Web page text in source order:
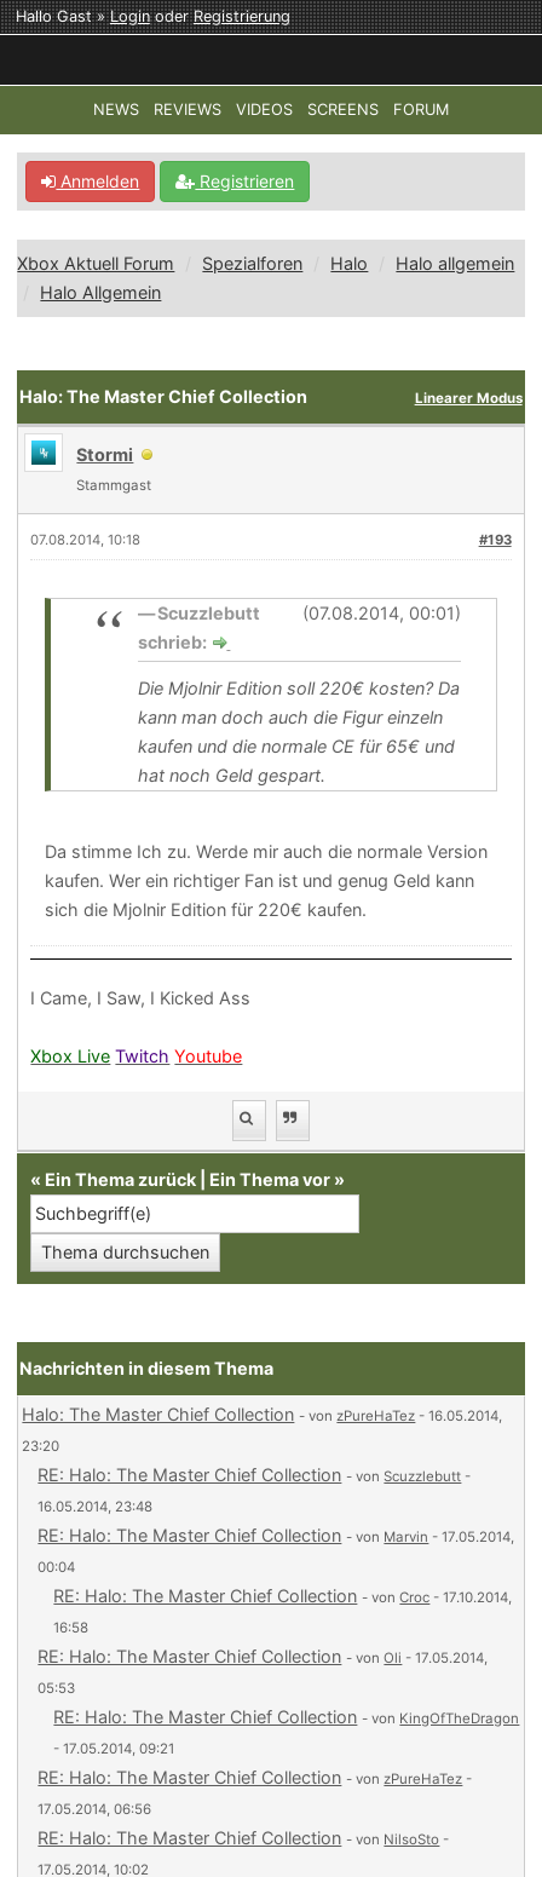
Hallo Gast »LoginoderRegistrierung
NEWS REVIEWS VIDEOS SCREENS FORUM
TOP-THEMEN: COD: MODERN WARFARE 4 HALO:
Anmelden Registrieren
Xbox Aktuell Forum Spezialforen Halo
Halo allgemein
Halo Allgemein
Linearer Modus
Halo: The Master Chief Collection
Stormi
Stammgast
#193
07.08.2014, 10:18
(07.08.2014, 00:01)
Scuzzlebutt
schrieb:
Die Mjolnir Edition soll 220€ kosten? Da
kann man doch auch die Figur einzeln
kaufen und die normale CE für 65€ und
hat noch Geld gespart.
Da stimme Ich zu. Werde mir auch die normale Version
kaufen. Wer ein richtiger Fan ist und genug Geld kann
sich die Mjolnir Edition für 220€ kaufen.
I Came, I Saw, I Kicked Ass
Xbox Live Twitch Youtube
« Ein Thema zurück Ein Thema vor »
Nachrichten in diesem Thema
Halo: The Master Chief Collection - vonzPureHaTez - 16.05.2014,
23:20
RE: Halo: The Master Chief Collection - vonScuzzlebutt -
16.05.2014, 23:48
RE: Halo: The Master Chief Collection - von Marvin - 17.05.2014,
00:04
RE: Halo: The Master Chief Collection - vonCroc - 17.10.2014,
16:58
RE: Halo: The Master Chief Collection - vonOli - 17.05.2014,
05:53
RE: Halo: The Master Chief Collection - von KingOfTheDragon
- 17.05.2014, 09:21
RE: Halo: The Master Chief Collection - vonzPureHaTez -
17.05.2014, 06:56
RE: Halo: The Master Chief Collection - von NilsoSto -
17.05.2014, 10:02